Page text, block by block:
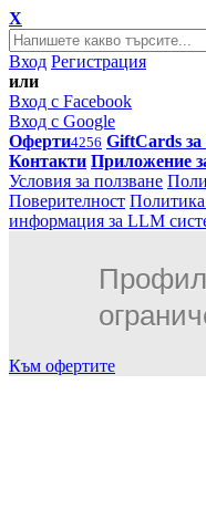
X
Вход Регистрация
или
Вход с Facebook
Вход с Google
Оферти4256 GiftCards за
Контакти Приложение
Условия за ползване
Поверителност Политика
информация за LLM
Към офертите